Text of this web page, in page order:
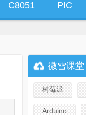
C8051 PIC
微雪课堂
树莓派
Arduino